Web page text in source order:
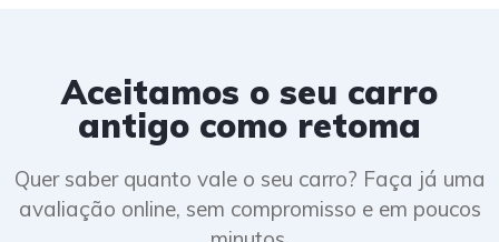
Aceitamos o seu carro
antigo como retoma
Quer saber quanto vale o seu carro? Faça já uma
avaliação online, sem compromisso e em poucos